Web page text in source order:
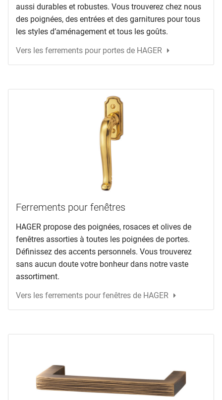
aussi durables et robustes. Vous trouverez chez nous
des poignées, des entrées et des garnitures pour tous
les styles d’aménagement et tous les goûts.
Vers les ferrements pour portes de HAGER
Ferrements pour fenêtres
HAGER propose des poignées, rosaces et olives de
fenêtres assorties à toutes les poignées de portes.
Définissez des accents personnels. Vous trouverez
sans aucun doute votre bonheur dans notre vaste
assortiment.
Vers les ferrements pour fenêtres de HAGER